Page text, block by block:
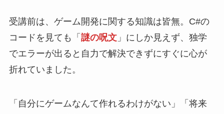
受講前は、ゲーム開発に関する知識は皆無。C#の
コードを見ても「 謎の呪文」にしか見えず、独学
でエラーが出ると自力で解決できずにすぐに心が
折れていました。
「自分にゲームなんて作れるわけがない」「将来